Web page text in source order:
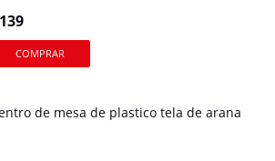
139
de mesa de plastico tela de arana